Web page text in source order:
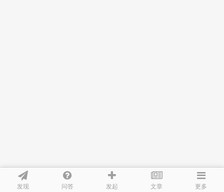
发现 问答 发起 文章 更多